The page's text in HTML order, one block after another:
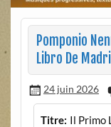
Pomponio
Libro De
24 juin 2026
Titre: Il Primo